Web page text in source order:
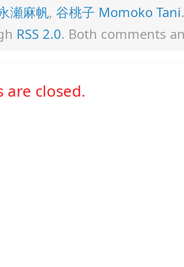
瀬麻帆, 谷桃子 Momoko Tani
RSS 2.0. Both comments
are closed.